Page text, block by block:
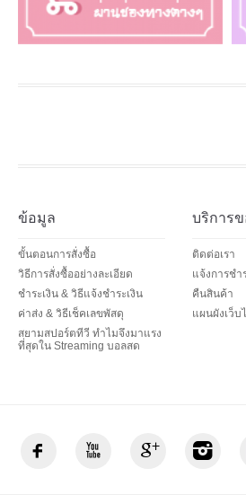
ข้อมูล
ขั้นตอนการสั่งซื้อ
วิธีการสั่งซื้ออย่างละเอียด
ชำระเงิน & วิธีแจ้งชำระเงิน
ค่าส่ง & วิธีเช็คเลขพัสดุ
สยามสปอร์ตทีวี ทำไมจึงมาแรง
ที่สุดใน Streaming บอลสด
บริการข
ติดต่อเรา
แจ้งการชำ
คืนสินค้า
แผนผังเว็บ